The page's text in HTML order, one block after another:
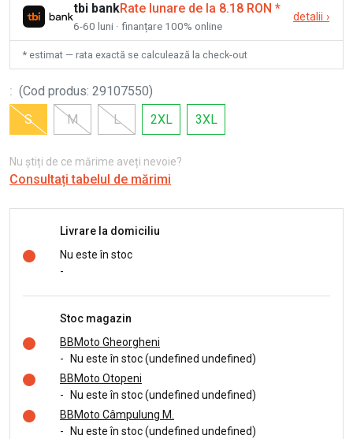
tbi bankRate lunare de la 8.18 RON *
6-60 luni · finanțare 100% online
detalii ›
* estimat — rata exactă se calculează la check-out
: (Cod produs: 29107550)
S
M L 2XL 3XL
Nu știți de ce mărime aveți nevoie?
Consultați tabelul de mărimi
Livrare la domiciliu
Nu este în stoc
-
Stoc magazin
BBMoto Gheorgheni
-
Nu este în stoc (undefined undefined)
BBMoto Otopeni
-
Nu este în stoc (undefined undefined)
BBMoto Câmpulung M.
-
Nu este în stoc (undefined undefined)